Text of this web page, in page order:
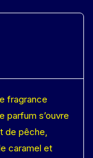
fragrance
parfum s’ouvre
de pêche,
caramel et